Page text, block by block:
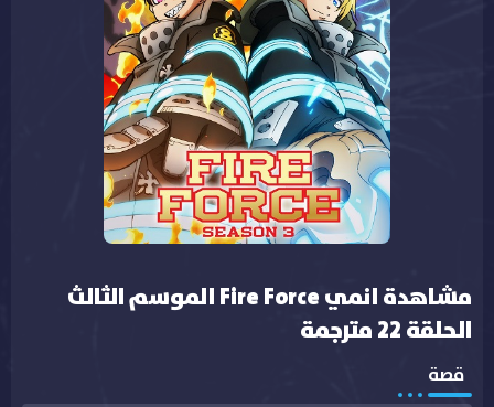
مشاهدة انمي Fire Force الموسم الثالث
الحلقة 22 مترجمة
قصة